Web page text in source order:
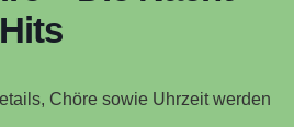
Chöre sowie Uhrzeit werden